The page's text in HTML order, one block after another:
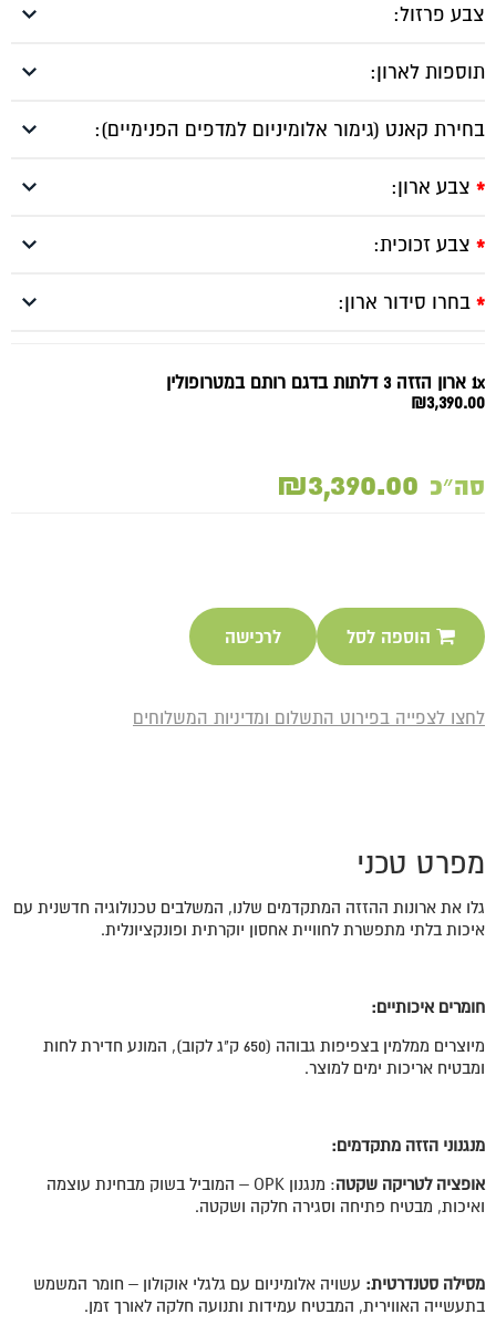
צבע פרזול:
תוספות לארון:
בחירת קאנט (גימור אלומיניום למדפים הפנימיים):
* צבע ארון:
* צבע זכוכית:
* בחרו סידור ארון:
1x ארון הזזה 3 דלתות בדגם רותם במטרופולין
₪3,390.00
סה״כ ₪3,390.00
הוספה לסל לרכישה
לחצו לצפייה בפירוט התשלום ומדיניות המשלוחים
מפרט טכני
גלו את ארונות ההזזה המתקדמים שלנו, המשלבים טכנולוגיה חדשנית עם
איכות בלתי מתפשרת לחוויית אחסון יוקרתית ופונקציונלית.
חומרים איכותיים:
מיוצרים ממלמין בצפיפות גבוהה (650 ק"ג לקוב), המונע חדירת לחות
ומבטיח אריכות ימים למוצר.
מנגנוני הזזה מתקדמים:
אופציה לטריקה שקטה
: מנגנון OPK – המוביל בשוק מבחינת עוצמה
ואיכות, מבטיח פתיחה וסגירה חלקה ושקטה.
מסילה סטנדרטית: עשויה אלומיניום עם גלגלי אוקולון – חומר המשמש
בתעשייה האווירית, המבטיח עמידות ותנועה חלקה לאורך זמן.